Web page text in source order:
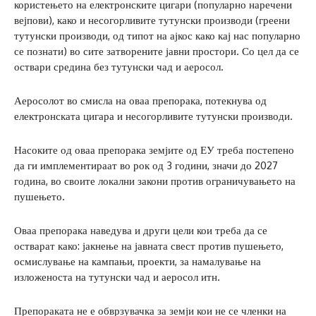
користењето на електронските цигари (популарно наречени
вејпови), како и несогорливите тутунски производи (греени
тутунски производи, од типот на ајкос како кај нас популарно
се познати) во сите затворените јавни простори. Со цел да се
оствари средина без тутунски чад и аеросол.
Аеросолот во смисла на оваа препорака, потекнува од
електронската цигара и несогорливите тутунски производи.
Насоките од оваа препорака земјите од ЕУ треба постепено
да ги имплементираат во рок од 3 години, значи до 2027
година, во своите локални закони против ограничувањето на
пушењето.
Оваа препорака наведува и други цели кои треба да се
остварат како: јакнење на јавната свест против пушењето,
осмислување на кампањи, проекти, за намалување на
изложеноста на тутунски чад и аеросол итн.
Препораката не е обврзувачка за земји кои не се членки на